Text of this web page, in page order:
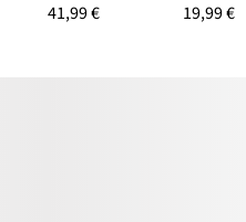
41,99 € 19,99 €